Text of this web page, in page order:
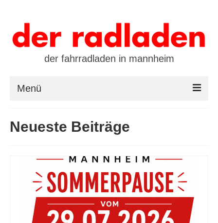
der fahrradladen in mannheim
Menü
öffnungszeiten / kontakt
leasing / finanzierung
preistool
kalender
Neueste Beiträge